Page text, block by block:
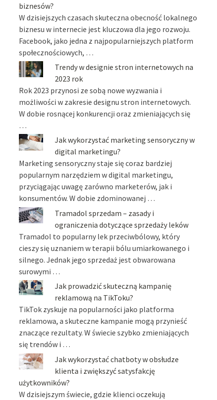
biznesów?
W dzisiejszych czasach skuteczna obecność lokalnego
biznesu w internecie jest kluczowa dla jego rozwoju.
Facebook, jako jedna z najpopularniejszych platform
społecznościowych, …
Trendy w designie stron internetowych na
2023 rok
Rok 2023 przynosi ze sobą nowe wyzwania i
możliwości w zakresie designu stron internetowych.
W dobie rosnącej konkurencji oraz zmieniających się
…
Jak wykorzystać marketing sensoryczny w
digital marketingu?
Marketing sensoryczny staje się coraz bardziej
popularnym narzędziem w digital marketingu,
przyciągając uwagę zarówno marketerów, jak i
konsumentów. W dobie zdominowanej …
Tramadol sprzedam – zasady i
ograniczenia dotyczące sprzedaży leków
Tramadol to popularny lek przeciwbólowy, który
cieszy się uznaniem w terapii bólu umiarkowanego i
silnego. Jednak jego sprzedaż jest obwarowana
surowymi …
Jak prowadzić skuteczną kampanię
reklamową na TikToku?
TikTok zyskuje na popularności jako platforma
reklamowa, a skuteczne kampanie mogą przynieść
znaczące rezultaty. W świecie szybko zmieniających
się trendów i …
Jak wykorzystać chatboty w obsłudze
klienta i zwiększyć satysfakcję
użytkowników?
W dzisiejszym świecie, gdzie klienci oczekują